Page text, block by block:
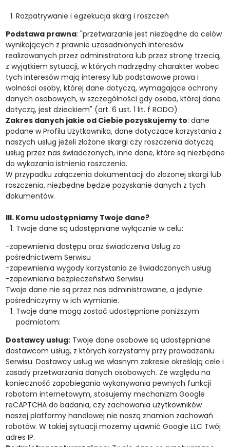
Rozpatrywanie i egzekucja skarg i roszczeń
Podstawa prawna: "przetwarzanie jest niezbędne do celów
wynikających z prawnie uzasadnionych interesów
realizowanych przez administratora lub przez stronę trzecią,
z wyjątkiem sytuacji, w których nadrzędny charakter wobec
tych interesów mają interesy lub podstawowe prawa i
wolności osoby, której dane dotyczą, wymagające ochrony
danych osobowych, w szczególności gdy osoba, której dane
dotyczą, jest dzieckiem" (art. 6 ust. 1 lit. f RODO)
Zakres danych jakie od Ciebie pozyskujemy to: dane
podane w Profilu Użytkownika, dane dotyczące korzystania z
naszych usług jeżeli złożone skargi czy roszczenia dotyczą
usług przez nas świadczonych, inne dane, które są niezbędne
do wykazania istnienia roszczenia.
W przypadku załączenia dokumentacji do złożonej skargi lub
roszczenia, niezbędne będzie pozyskanie danych z tych
dokumentów.
III. Komu udostępniamy Twoje dane?
Twoje dane są udostępniane wyłącznie w celu:
-zapewnienia dostępu oraz świadczenia Usług za
pośrednictwem Serwisu
-zapewnienia wygody korzystania ze świadczonych usług
-zapewnienia bezpieczeństwa Serwisu
Twoje dane nie są przez nas administrowane, a jedynie
pośredniczymy w ich wymianie.
Twoje dane mogą zostać udostępnione poniższym
podmiotom:
Dostawcy usług:Twoje dane osobowe są udostępniane
dostawcom usług, z których korzystamy przy prowadzeniu
Serwisu. Dostawcy usług we własnym zakresie określają cele i
zasady przetwarzania danych osobowych. Ze względu na
konieczność zapobiegania wykonywania pewnych funkcji
robotom internetowym, stosujemy mechanizm Google
reCAPTCHA do badania, czy zachowania użytkowników
naszej platformy handlowej nie noszą znamion zachowań
robotów. W takiej sytuacji możemy ujawnić Google LLC Twój
adres IP.